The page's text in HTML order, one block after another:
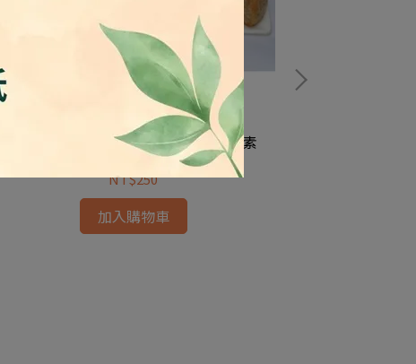
旺根-猴頭菇捲 5條真空裝/ 約530g 蛋素
NT$250
加入購物車